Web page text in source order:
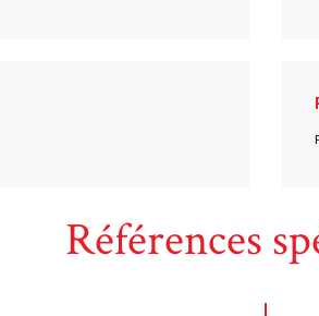
Références